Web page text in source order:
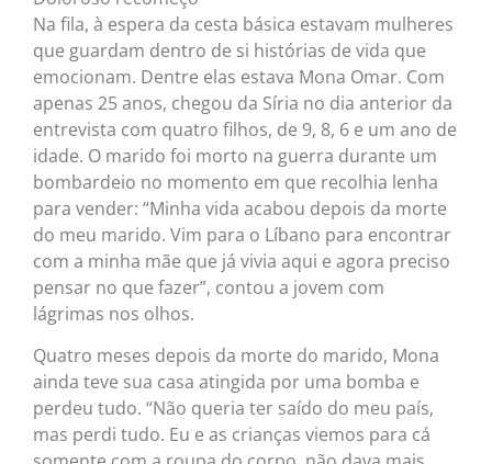
Na fila, à espera da cesta básica estavam mulheres
que guardam dentro de si histórias de vida que
emocionam. Dentre elas estava Mona Omar. Com
apenas 25 anos, chegou da Síria no dia anterior da
entrevista com quatro filhos, de 9, 8, 6 e um ano de
idade. O marido foi morto na guerra durante um
bombardeio no momento em que recolhia lenha
para vender: “Minha vida acabou depois da morte
do meu marido. Vim para o Líbano para encontrar
com a minha mãe que já vivia aqui e agora preciso
pensar no que fazer”, contou a jovem com
lágrimas nos olhos.
Quatro meses depois da morte do marido, Mona
ainda teve sua casa atingida por uma bomba e
perdeu tudo. “Não queria ter saído do meu país,
mas perdi tudo. Eu e as crianças viemos para cá